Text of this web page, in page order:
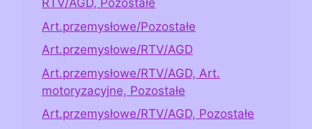
RTV/AGD, Pozostałe
Art.przemysłowe/Pozostałe
Art.przemysłowe/RTV/AGD
Art.przemysłowe/RTV/AGD, Art.
motoryzacyjne, Pozostałe
Art.przemysłowe/RTV/AGD, Pozostałe